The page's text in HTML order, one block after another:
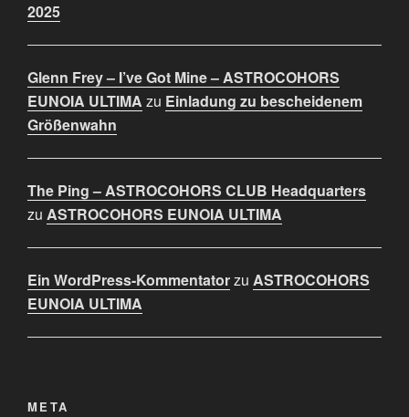
2025
Glenn Frey – I’ve Got Mine – ASTROCOHORS
EUNOIA ULTIMA zu Einladung zu bescheidenem
Größenwahn
The Ping – ASTROCOHORS CLUB Headquarters
zu ASTROCOHORS EUNOIA ULTIMA
Ein WordPress-Kommentatorzu ASTROCOHORS
EUNOIA ULTIMA
META